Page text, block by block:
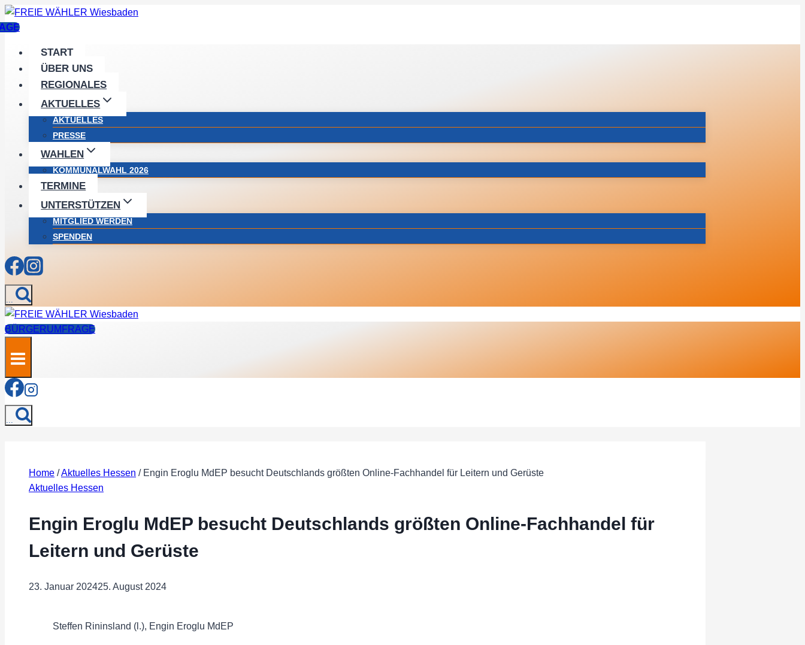
Zum
Inhalt
START
ÜBER UNS
REGIONALES
AKTUELLES
AKTUELLES
PRESSE
WAHLEN
KOMMUNALWAHL 2026
TERMINE
UNTERSTÜTZEN
MITGLIED WERDEN
SPENDEN
...
BÜRGERUMFRAGE
...
Home /Aktuelles Hessen / Engin Eroglu MdEP besucht Deutschlands größten Online-Fachhandel für Leitern und Gerüste
Aktuelles Hessen
Engin Eroglu MdEP besucht Deutschlands größten Online-Fachhandel für
Leitern und Gerüste
23. Januar 202425. August 2024
Steffen Rininsland (l.), Engin Eroglu MdEP